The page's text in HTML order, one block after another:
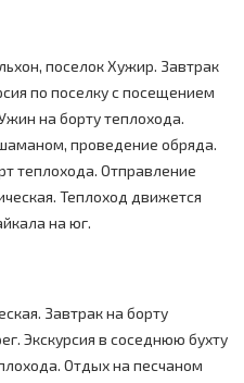
поселок Хужир. Завтрак
по поселку с посещением
на борту теплохода.
проведение обряда.
теплохода. Отправление
Теплоход движется
на юг.
Завтрак на борту
Экскурсия в соседнюю бухту
Отдых на песчаном